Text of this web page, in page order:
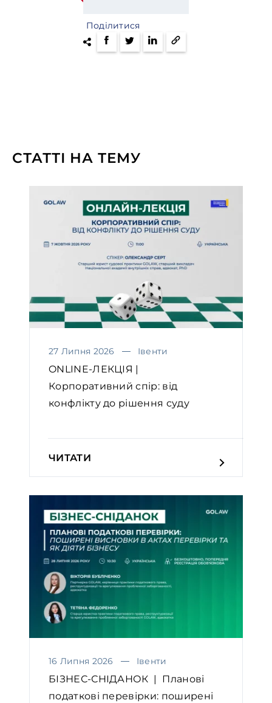
Поділитися
СТАТТІ НА ТЕМУ
27 Липня 2026 Івенти
ONLINE-ЛЕКЦІЯ |
Корпоративний спір: від
конфлікту до рішення суду
ЧИТАТИ
16 Липня 2026 Івенти
БІЗНЕС-СНІДАНОК | Планові
податкові перевірки: поширені